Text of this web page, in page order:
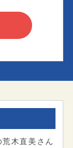
木直美さん